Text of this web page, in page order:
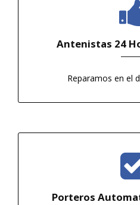
Antenistas 24
Reparamos en el
Porteros